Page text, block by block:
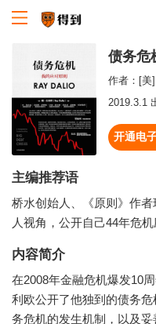
债务危
作者： [美
2019.3.1
开通电
主编推荐语
桥水创始人、《原则》作
人视角，公开自己44年危机
内容简介
在2008年金融危机爆发10
利欧公开了他独到的债务
务危机的发生机制，以及